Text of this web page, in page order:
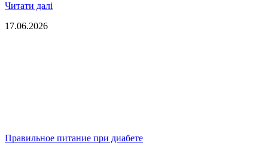
Читати далі
17.06.2026
Правильное питание при диабете